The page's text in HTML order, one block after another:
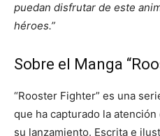
puedan disfrutar de este
héroes.”
Sobre el Manga
“Rooster Fighter” es una
que ha capturado la
su lanzamiento. Escrita e